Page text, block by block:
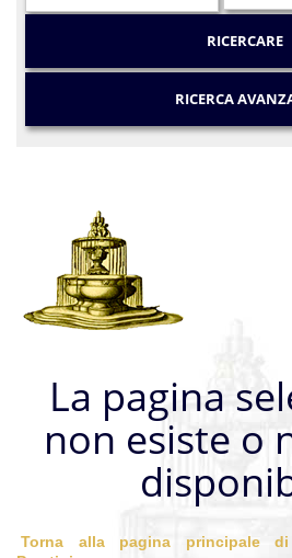
RICERCARE
RICERCA
La pagina
non esiste o
Torna alla pagina principale